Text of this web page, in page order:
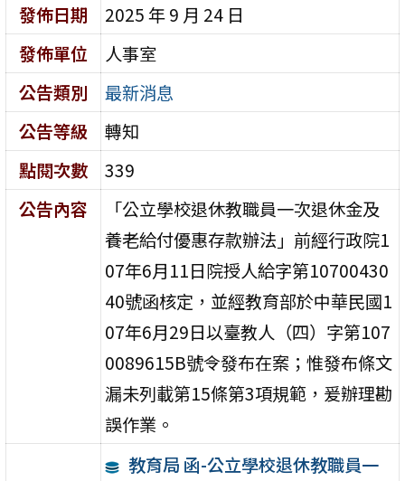
發佈日期
2025 年 9 月 24 日
發佈單位
人事室
公告類別
最新消息
公告等級
轉知
點閱次數
339
公告內容
「公立學校退休教職員一次退休金及
養老給付優惠存款辦法」前經行政院1
07年6月11日院授人給字第10700430
40號函核定，並經教育部於中華民國1
07年6月29日以臺教人（四）字第107
0089615B號令發布在案；惟發布條文
漏未列載第15條第3項規範，爰辦理勘
誤作業。
教育局 函-公立學校退休教職員一